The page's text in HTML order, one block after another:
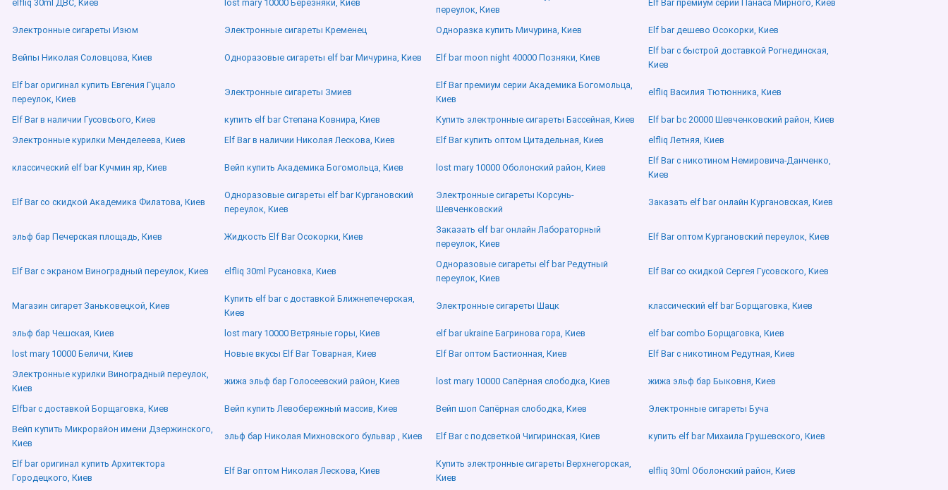
elfliq 30ml ДВС, Киев lost mary 10000 Березняки, Киев
переулок, Киев
Elf Bar премиум серии Панаса Мирного, Киев
Электронные сигареты Изюм Электронные сигареты Кременец Одноразка купить Мичурина, Киев Elf bar дешево Осокорки, Киев
Вейпы Николая Соловцова, Киев Одноразовые сигареты elf bar Мичурина, Киев Elf bar moon night 40000 Позняки, Киев
Elf bar с быстрой доставкой Рогнединская,
Киев
Elf bar оригинал купить Евгения Гуцало
переулок, Киев
Электронные сигареты Змиев
Elf Bar премиум серии Академика Богомольца,
Киев
elfliq Василия Тютюнника, Киев
Elf Bar в наличии Гусовсього, Киев купить elf bar Степана Ковнира, Киев Купить электронные сигареты Бассейная, Киев
Elf bar bc 20000 Шевченковский район, Киев
Электронные курилки Менделеева, Киев
Elf Bar в наличии Николая Лескова, Киев Elf Bar купить оптом Цитадельная, Киев elfliq Летняя, Киев
классический elf bar Кучмин яр, Киев Вейп купить Академика Богомольца, Киев lost mary 10000 Оболонский район, Киев
Elf Bar с никотином Немировича-Данченко,
Киев
Elf Bar со скидкой Академика Филатова, Киев
Одноразовые сигареты elf bar Кургановский
переулок, Киев
Электронные сигареты Корсунь-
Шевченковский
Заказать elf bar онлайн Кургановская, Киев
эльф бар Печерская площадь, Киев Жидкость Elf Bar Осокорки, Киев
Заказать elf bar онлайн Лабораторный
переулок, Киев
Elf Bar оптом Кургановский переулок, Киев
Elf Bar с экраном Виноградный переулок, Киев elfliq 30ml Русановка, Киев
Одноразовые сигареты elf bar Редутный
переулок, Киев
Elf Bar со скидкой Сергея Гусовского, Киев
Магазин сигарет Заньковецкой, Киев
Купить elf bar с доставкой Ближнепечерская,
Киев
Электронные сигареты Шацк классический elf bar Борщаговка, Киев
эльф бар Чешская, Киев lost mary 10000 Ветряные горы, Киев elf bar ukraine Багринова гора, Киев
elf bar combo Борщаговка, Киев
lost mary 10000 Беличи, Киев
Новые вкусы Elf Bar Товарная, Киев Elf Bar оптом Бастионная, Киев
Elf Bar с никотином Редутная, Киев
Электронные курилки Виноградный переулок,
Киев
жижа эльф бар Голосеевский район, Киев lost mary 10000 Сапёрная слободка, Киев жижа эльф бар Быковня, Киев
Elfbar с доставкой Борщаговка, Киев Вейп купить Левобережный массив, Киев Вейп шоп Сапёрная слободка, Киев
Электронные сигареты Буча
Вейп купить Микрорайон имени Дзержинского,
Киев
эльф бар Николая Михновского бульвар , Киев Elf Bar с подсветкой Чигиринская, Киев купить elf bar Михаила Грушевского, Киев
Elf bar оригинал купить Архитектора
Городецкого, Киев
Elf Bar оптом Николая Лескова, Киев
Купить электронные сигареты Верхнегорская,
Киев
elfliq 30ml Оболонский район, Киев